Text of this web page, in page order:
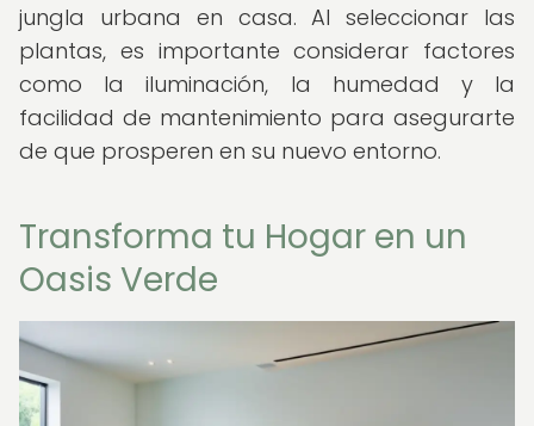
jungla urbana en casa. Al seleccionar las
plantas, es importante considerar factores
como la iluminación, la humedad y la
facilidad de mantenimiento para asegurarte
de que prosperen en su nuevo entorno.
Transforma tu Hogar en un
Oasis Verde